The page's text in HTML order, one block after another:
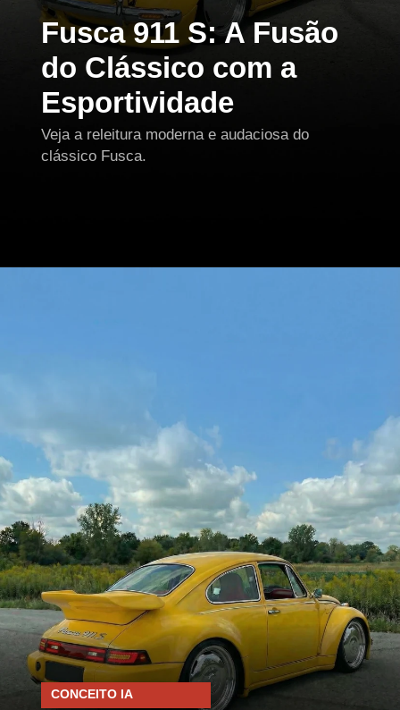
Fusca 911 S: A Fusão
do Clássico com a
Esportividade
Veja a releitura moderna e audaciosa do
clássico Fusca.
CONCEITO IA